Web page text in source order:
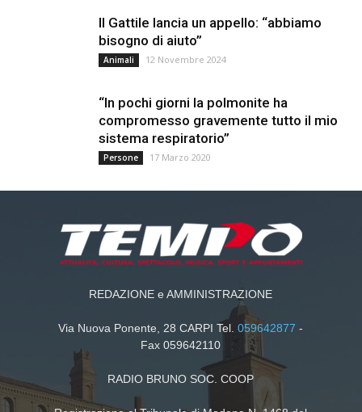
Il Gattile lancia un appello: “abbiamo
bisogno di aiuto”
Animali 12 Novembre 2024
“In pochi giorni la polmonite ha
compromesso gravemente tutto il mio
sistema respiratorio”
Persone 17 Marzo 2020
REDAZIONE e AMMINISTRAZIONE
Via Nuova Ponente, 28 CARPI Tel.059642877 -
Fax 059642110
RADIO BRUNO SOC. COOP